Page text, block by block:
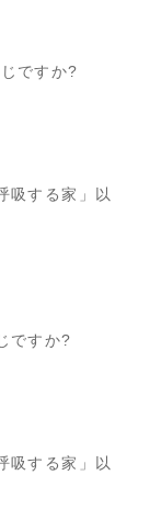
ですか?
吸する家」以
ですか?
吸する家」以